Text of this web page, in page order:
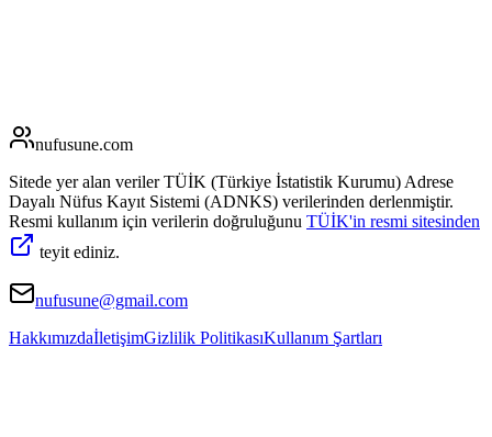
nufusune.com
Sitede yer alan veriler TÜİK (Türkiye İstatistik Kurumu) Adrese
Dayalı Nüfus Kayıt Sistemi (ADNKS) verilerinden derlenmiştir.
Resmi kullanım için verilerin doğruluğunu TÜİK'in resmi sitesinden
teyit ediniz.
nufusune@gmail.com
HakkımızdaİletişimGizlilik PolitikasıKullanım Şartları